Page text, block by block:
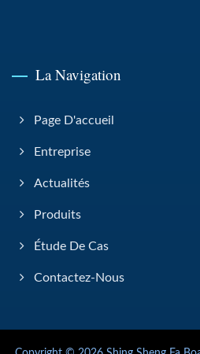
La Navigation
Page D'accueil
Entreprise
Actualités
Produits
Étude De Cas
Contactez-Nous